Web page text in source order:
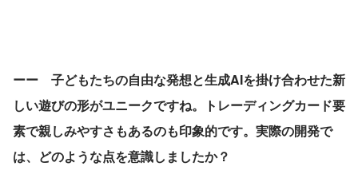
ーー　子どもたちの自由な発想と生成AIを掛け合わせた新
しい遊びの形がユニークですね。トレーディングカード要
素で親しみやすさもあるのも印象的です。実際の開発で
は、どのような点を意識しましたか？